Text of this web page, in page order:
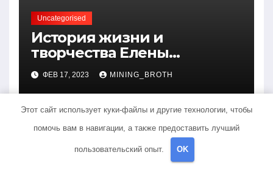
Uncategorised
История жизни и
творчества Елены
Дубровской — биография,
достижения, интересные
факты
ФЕВ 17, 2023 MINING_BROTH
Добавить комментарий
Этот сайт использует куки-файлы и другие технологии, чтобы
помочь вам в навигации, а также предоставить лучший
пользовательский опыт. OK